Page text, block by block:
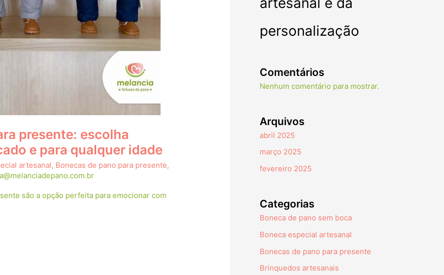
presente: escolha
e para qualquer idade
artesanal, Bonecas de pano para presente,
são a opção perfeita para emocionar com
personalização
Comentários
Nenhum comentário para mostrar.
Arquivos
abril 2025
março 2025
fevereiro 2025
Categorias
Boneca de pano sem boca
Boneca especial artesanal
Bonecas de pano para presente
Brinquedos artesanais